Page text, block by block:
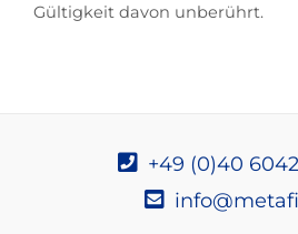
Gültigkeit davon unberührt.
+49 (0)40